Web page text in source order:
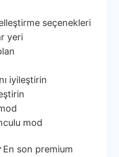
seçenekleri
yeri
iyileştirin
mod
En son premium